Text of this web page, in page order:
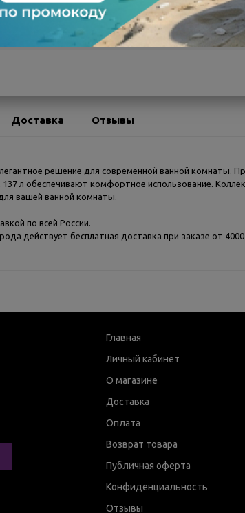
Оплата после осмотра
Доставка Отзывы
решение для современной ванной комнаты.
л обеспечивают комфортное использование.
вашей ванной комнаты.
по всей России.
действует бесплатная доставка при заказе от
Главная
Личный кабинет
О магазине
Доставка
Оплата
Возврат товара
Публичная оферта
Конфиденциальность
Отзывы